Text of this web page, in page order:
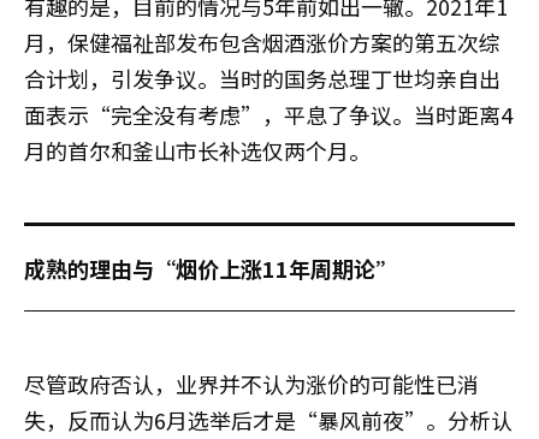
月，保健福祉部发布包含烟酒涨价方案的第五次综
合计划，引发争议。当时的国务总理丁世均亲自出
面表示“完全没有考虑”，平息了争议。当时距离4
月的首尔和釜山市长补选仅两个月。
成熟的理由与“烟价上涨11年周期论”
尽管政府否认，业界并不认为涨价的可能性已消
失，反而认为6月选举后才是“暴风前夜”。分析认